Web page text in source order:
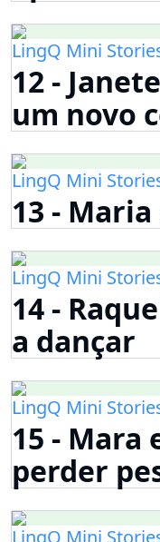
LingQ Mini
12 -
um novo
LingQ Mini
13 -
LingQ Mini
14 -
a dançar
LingQ Mini
15 - Mara
perder